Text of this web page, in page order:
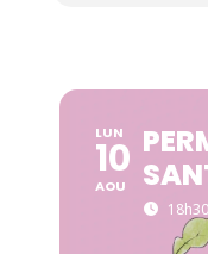
LUN
10
AOU